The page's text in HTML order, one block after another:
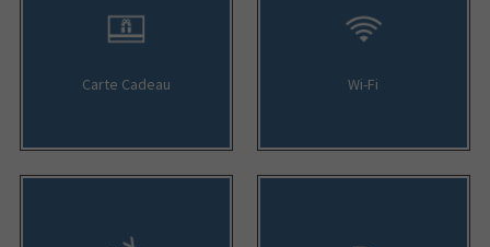
Carte Cadeau Wi-Fi